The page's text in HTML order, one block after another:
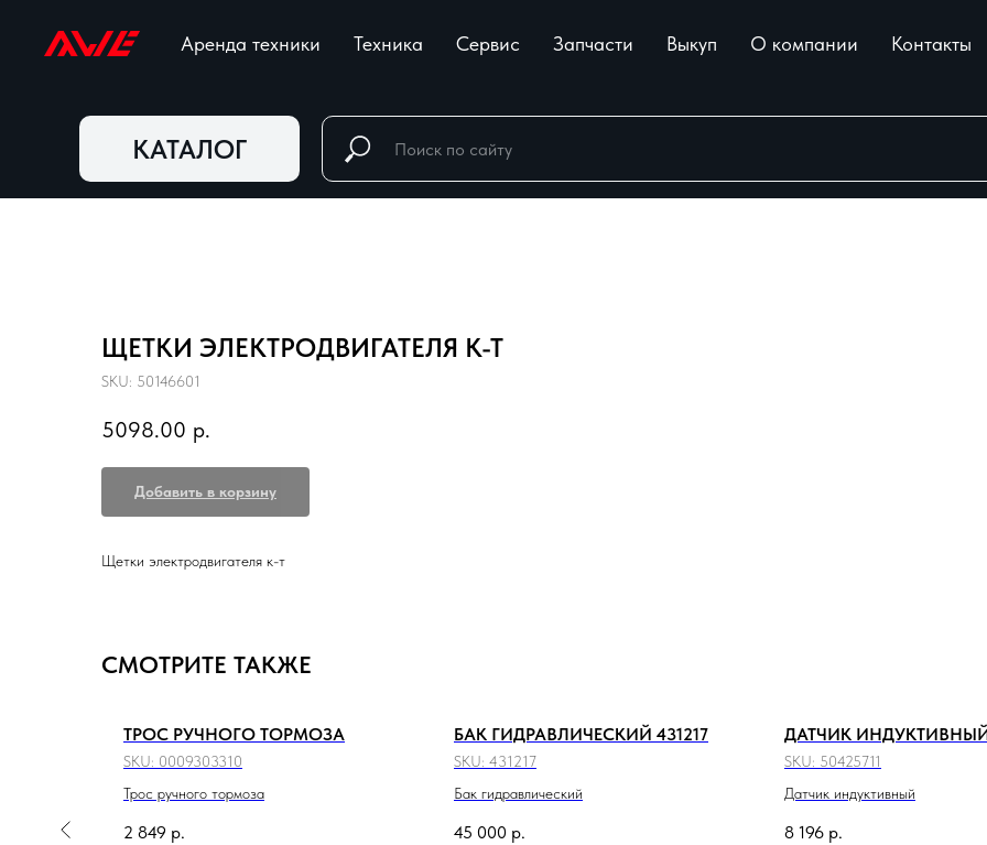
Аренда техники Техника Сервис Запчасти Выкуп О компании Контакты
КАТАЛОГ
ЩЕТКИ ЭЛЕКТРОДВИГАТЕЛЯ К-Т
SKU: 50146601
5098.00 р.
Добавить в корзину
Щетки электродвигателя к-т
СМОТРИТЕ ТАКЖЕ
ТРОС РУЧНОГО ТОРМОЗА
SKU: 0009303310
Трос ручного тормоза
2 849 р.
БАК ГИДРАВЛИЧЕСКИЙ 431217
SKU: 431217
Бак гидравлический
45 000 р.
ДАТЧИК
SKU: 50425711
Датчик индуктивный
8 196 р.